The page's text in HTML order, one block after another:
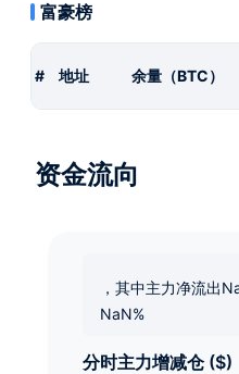
富豪榜
# 地址 余量（BTC）
资金流向
，其中主力净流出
NaN%
分时主力增减仓 ($)